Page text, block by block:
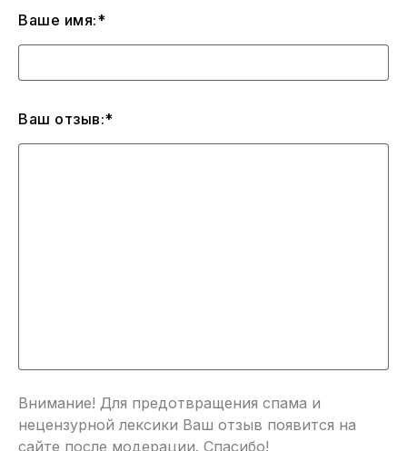
Ваше имя:*
Ваш отзыв:*
Внимание! Для предотвращения спама и
нецензурной лексики Ваш отзыв появится на
сайте после модерации. Спасибо!